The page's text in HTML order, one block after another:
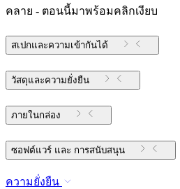
คลาย - ตอนนี้มาพร้อมคลิกเงียบ
สเปกและความเข้ากันได้
วัสดุและความยั่งยืน
ภายในกล่อง
ซอฟต์แวร์ และ การสนับสนุน
ความยั่งยืน